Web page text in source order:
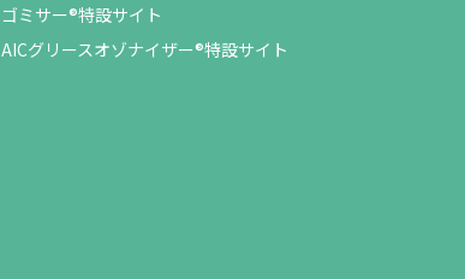
ゴミサー®特設サイト
AICグリースオゾナイザー®特設サイト